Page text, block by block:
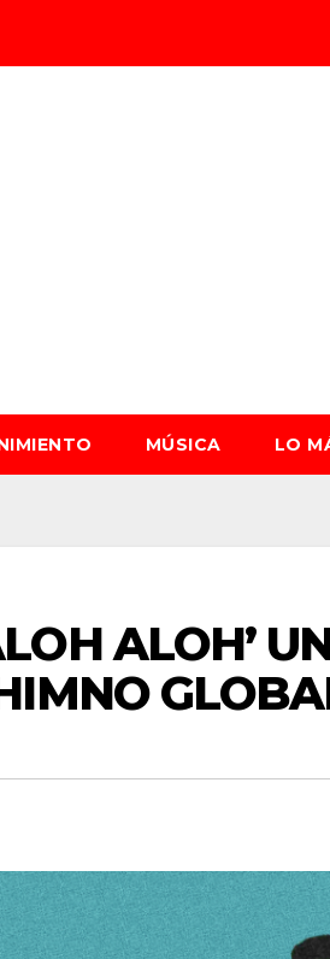
MÚSICA LO
ALOH’